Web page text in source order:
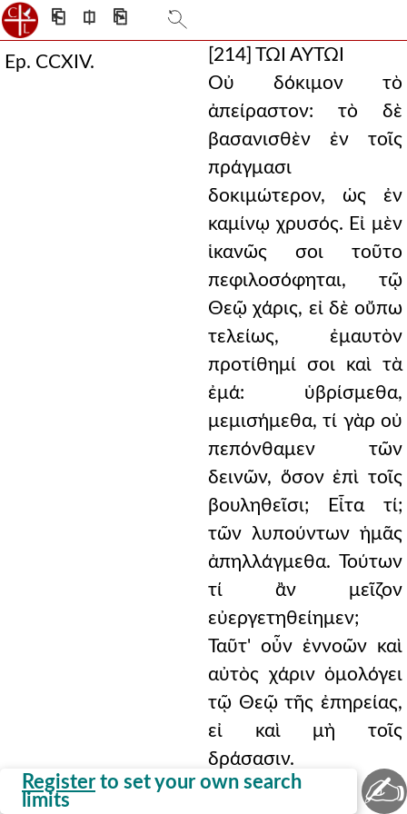
⎗ ⎅ ⎘
Ep. CCXIV. [214] ΤΩΙ ΑΥΤΩΙ
Οὐ δόκιμον τὸ
ἀπείραστον: τὸ δὲ
βασανισθὲν ἐν τοῖς
πράγμασι
δοκιμώτερον, ὡς ἐν
καμίνῳ χρυσός. Εἰ μὲν
ἱκανῶς σοι τοῦτο
πεφιλοσόφηται, τῷ
Θεῷ χάρις, εἰ δὲ οὔπω
τελείως, ἐμαυτὸν
προτίθημί σοι καὶ τὰ
ἐμά: ὑβρίσμεθα,
μεμισήμεθα, τί γὰρ οὐ
πεπόνθαμεν τῶν
δεινῶν, ὅσον ἐπὶ τοῖς
βουληθεῖσι; Εἶτα τί;
τῶν λυπούντων ἡμᾶς
ἀπηλλάγμεθα. Τούτων
τί ἂν μεῖζον
εὐεργετηθείημεν;
Ταῦτ' οὖν ἐννοῶν καὶ
αὐτὸς χάριν ὁμολόγει
τῷ Θεῷ τῆς ἐπηρείας,
εἰ καὶ μὴ τοῖς
δράσασιν.
Register to set your own search
limits
✍